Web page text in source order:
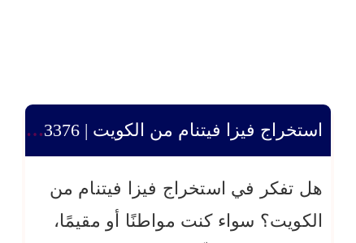
استخراج فيزا فيتنام من الكويت | 50503376 | استخراج إلكتروني مضمون
هل تفكر في استخراج فيزا فيتنام من
الكويت؟ سواء كنت مواطنًا أو مقيمًا،